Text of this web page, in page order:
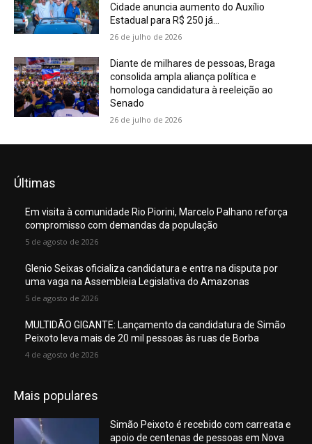
Cidade anuncia aumento do Auxílio
Estadual para R$ 250 já...
26 de julho de 2026
Diante de milhares de pessoas, Braga
consolida ampla aliança política e
homologa candidatura à reeleição ao
Senado
26 de julho de 2026
Últimas
Em visita à comunidade Rio Piorini, Marcelo Palhano reforça
compromisso com demandas da população
5 de agosto de 2026
Glenio Seixas oficializa candidatura e entra na disputa por
uma vaga na Assembleia Legislativa do Amazonas
5 de agosto de 2026
MULTIDÃO GIGANTE: Lançamento da candidatura de Simão
Peixoto leva mais de 20 mil pessoas às ruas de Borba
4 de agosto de 2026
Mais populares
Simão Peixoto é recebido com carreata e
apoio de centenas de pessoas em Nova